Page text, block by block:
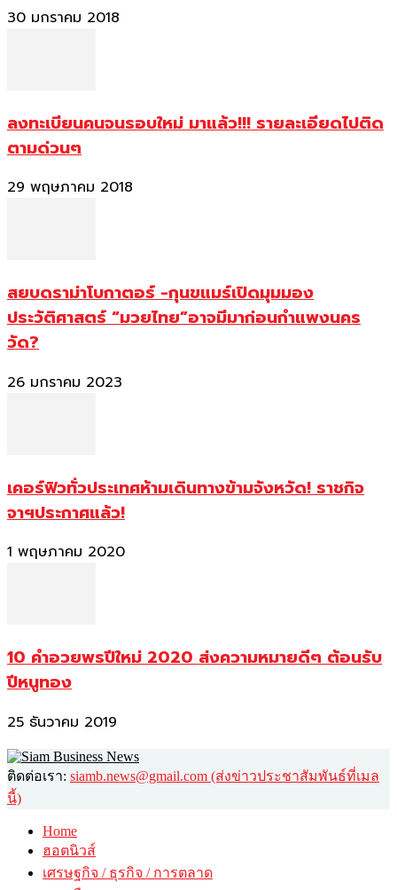
30 มกราคม 2018
ลงทะเบียนคนจนรอบใหม่ มาแล้ว!!! รายละเอียดไปติด
ตามด่วนๆ
29 พฤษภาคม 2018
สยบดราม่าโบกาตอร์ -กุนขแมร์เปิดมุมมอง
ประวัติศาสตร์ “มวยไทย”อาจมีมาก่อนกำแพงนคร
วัด?
26 มกราคม 2023
เคอร์ฟิวทั่วประเทศห้ามเดินทางข้ามจังหวัด! ราชกิจ
จาฯประกาศแล้ว!
1 พฤษภาคม 2020
10 คำอวยพรปีใหม่ 2020 ส่งความหมายดีๆ ต้อนรับ
ปีหนูทอง
25 ธันวาคม 2019
ติดต่อเรา: siamb.news@gmail.com (ส่งข่าวประชาสัมพันธ์ที่เมล
นี้)
Home
ฮอตนิวส์
เศรษฐกิจ / ธุรกิจ / การตลาด